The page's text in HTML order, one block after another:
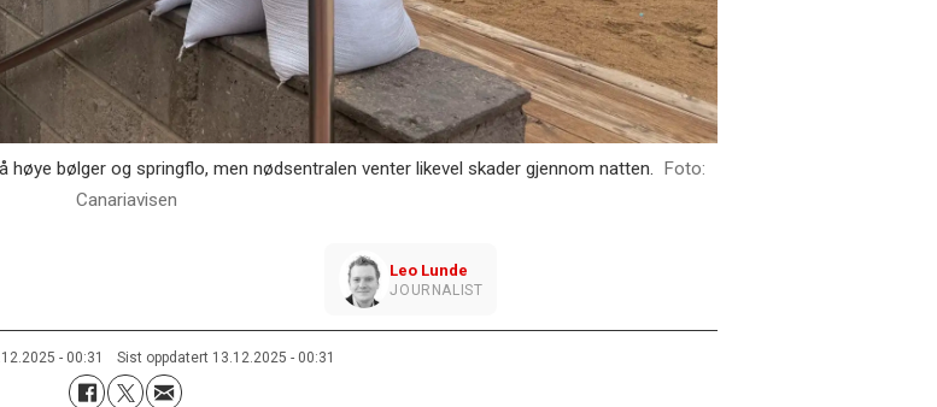
høye bølger og springflo, men nødsentralen venter likevel skader gjennom natten.
Canariavisen
Leo Lunde
JOURNALIST
- 00:31 Sist oppdatert 13.12.2025 - 00:31